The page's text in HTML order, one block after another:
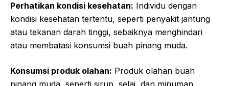
Perhatikan kondisi kesehatan: Individu dengan
kondisi kesehatan tertentu, seperti penyakit jantung
atau tekanan darah tinggi, sebaiknya menghindari
atau membatasi konsumsi buah pinang muda.
Konsumsi produk olahan: Produk olahan buah